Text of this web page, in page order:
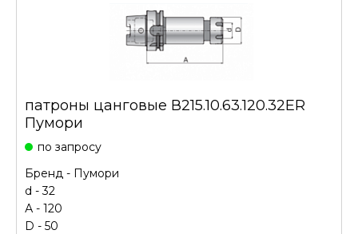
патроны цанговые В215.10.63.120.32ER
Пумори
по запросу
Бренд - Пумори
d - 32
А - 120
D - 50